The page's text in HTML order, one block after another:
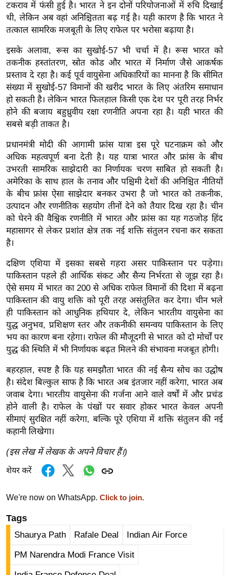
ज
न
ज
ग
त
बॉ
ली
वु
ड
ली
वु
ड
फि
ल्म
स
मी
क्षा
B
r
e
a
k
i
n
g
e
w
s
ला
इ
स्टा
इ
टे
क्नॉ
ब्यू
टी
टकराव में फंसी हुई है। भारत ने इन दोनों परियोजनाओं में रुचि दिखाई
थी, लेकिन अब वहां अनिश्चितता बढ़ गई है। यही कारण है कि भारत ने
तत्काल सामरिक मजबूती के लिए राफेल पर भरोसा बढ़ाया है।
इसके अलावा, रूस का सुखोई-57 भी चर्चा में है। रूस भारत को
तकनीक हस्तांतरण, स्रोत कोड और भारत में निर्माण जैसे आकर्षक
प्रस्ताव दे रहा है। कई पूर्व वायुसेना अधिकारियों का मानना है कि सीमित
संख्या में सुखोई-57 विमानों की खरीद भारत के लिए अंतरिम समाधान
हो सकती है। लेकिन भारत फिलहाल किसी एक देश पर पूरी तरह निर्भर
होने की बजाय बहुध्रुवीय रक्षा रणनीति अपना रहा है। यही भारत की
सबसे बड़ी ताकत है।
प्रधानमंत्री मोदी की आगामी फ्रांस यात्रा इस पूरे घटनाक्रम को और
अधिक महत्वपूर्ण बना देती है। यह यात्रा भारत और फ्रांस के बीच
उभरती सामरिक साझेदारी का निर्णायक चरण साबित हो सकती है।
अमेरिका के साथ हाल के तनाव और पश्चिमी देशों की अनिश्चित नीतियों
के बीच फ्रांस ऐसा साझेदार बनकर उभरा है जो भारत को तकनीक,
उत्पादन और रणनीतिक सहयोग तीनों देने को तैयार दिख रहा है। चीन
को घेरने की वैश्विक रणनीति में भारत और फ्रांस का यह गठजोड़ हिंद
महासागर से लेकर प्रशांत क्षेत्र तक नई शक्ति संतुलन रचना कर सकता
है।
दक्षिण एशिया में इसका सबसे गहरा असर पाकिस्तान पर पड़ेगा।
पाकिस्तान पहले ही आर्थिक संकट और सैन्य निर्भरता से जूझ रहा है।
ऐसे समय में भारत का 200 से अधिक राफेल विमानों की दिशा में बढ़ना
पाकिस्तान की वायु शक्ति को पूरी तरह असंतुलित कर देगा। चीन भले
ही पाकिस्तान को आधुनिक हथियार दे, लेकिन भारतीय वायुसेना का
युद्ध अनुभव, प्रशिक्षण स्तर और तकनीकी समन्वय पाकिस्तान के लिए
भय का कारण बना रहेगा। राफेल की मौजूदगी से भारत को दो मोर्चों पर
युद्ध की स्थिति में भी निर्णायक बढ़त मिलने की संभावना मजबूत होगी।
बहरहाल, स्पष्ट है कि यह समझौता भारत की नई सैन्य सोच का उद्घोष
है। संदेश बिल्कुल साफ है कि भारत अब इंतजार नहीं करेगा, भारत अब
जवाब देगा। भारतीय वायुसेना की गर्जना आने वाले वर्षों में और प्रचंड
होने वाली है। राफेल के पंखों पर सवार होकर भारत केवल अपनी
सीमाएं सुरक्षित नहीं करेगा, बल्कि पूरे एशिया में शक्ति संतुलन की नई
कहानी लिखेगा।
(इस लेख में लेखक के अपने विचार हैं।)
शेयर करें
We're now on WhatsApp. Click to join.
Tags
Shaurya Path Rafale Deal Indian Air Force
PM Narendra Modi France Visit